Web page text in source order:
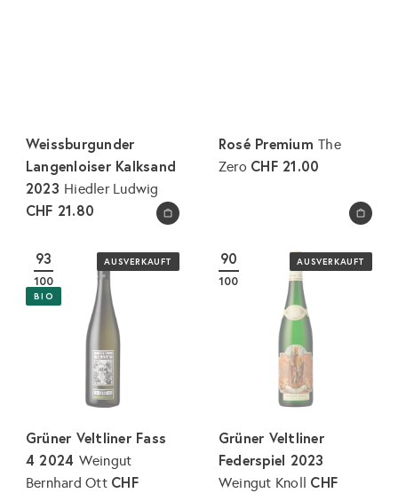
s
In den Warenkorb legen
Weissburgunder
Langenloiser Kalksand
2023 Hiedler Ludwig
CHF 21.80 In den Warenkorb legen
Rosé PremiumThe
Zero CHF 21.00
AUSVERKAUFT
93
100
BIO
Grüner Veltliner Fass
4 2024 Weingut
Bernhard Ott CHF
AUSVERKAUFT
90
100
Grüner Veltliner
Federspiel 2023
Weingut Knoll CHF